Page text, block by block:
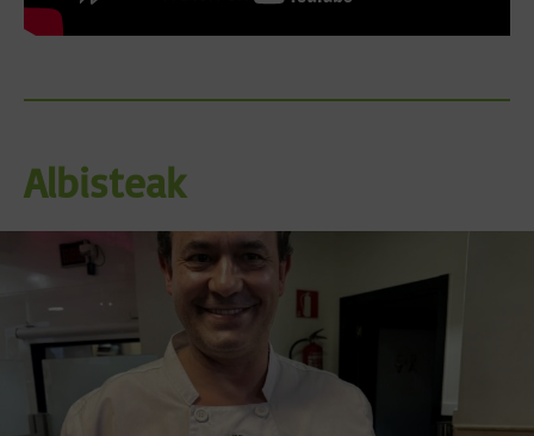
Albisteak